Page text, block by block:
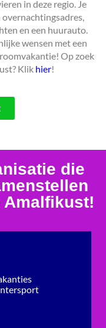
in deze regio. Je
en een huurauto.
wensen met een
Op zoek
Klik hier!
die
Amalfikust!